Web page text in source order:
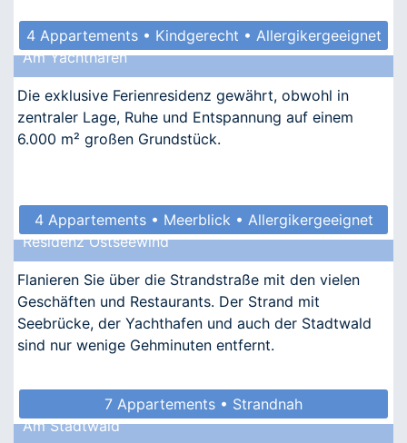
4 Appartements • Kindgerecht • Allergikergeeignet
Am Yachthafen
Die exklusive Ferienresidenz gewährt, obwohl in
zentraler Lage, Ruhe und Entspannung auf einem
6.000 m² großen Grundstück.
4 Appartements • Meerblick • Allergikergeeignet
Residenz Ostseewind
Flanieren Sie über die Strandstraße mit den vielen
Geschäften und Restaurants. Der Strand mit
Seebrücke, der Yachthafen und auch der Stadtwald
sind nur wenige Gehminuten entfernt.
7 Appartements • Strandnah
Am Stadtwald